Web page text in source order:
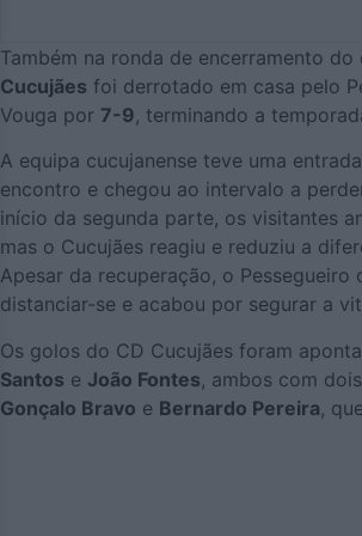
Também na ronda de encerramento do
Cucujães foi derrotado em casa pelo
Vouga por 7-9, terminando a
A equipa cucujanense teve uma
encontro e chegou ao intervalo a
início da segunda parte, os visitantes
mas o Cucujães reagiu e reduziu a
Apesar da recuperação, o Pessegueiro
distanciar-se e acabou por segurar a
Os golos do CD Cucujães foram
Santos e João Fontes, ambos com
Gonçalo Bravo e Bernardo Pereira,